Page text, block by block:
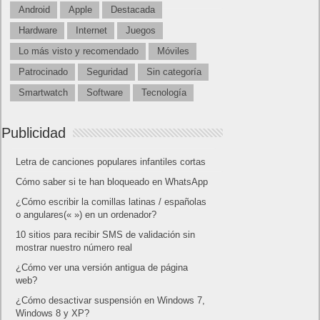
Android Apple
Destacada
Hardware
Internet
Juegos
Lo más visto y recomendado
Móviles
Patrocinado
Seguridad
Sin categoría
Smartwatch
Software Tecnología
Publicidad
Letra de canciones populares infantiles cortas
Cómo saber si te han bloqueado en WhatsApp
¿Cómo escribir la comillas latinas / españolas
o angulares(« ») en un ordenador?
10 sitios para recibir SMS de validación sin
mostrar nuestro número real
¿Cómo ver una versión antigua de página
web?
¿Cómo desactivar suspensión en Windows 7,
Windows 8 y XP?